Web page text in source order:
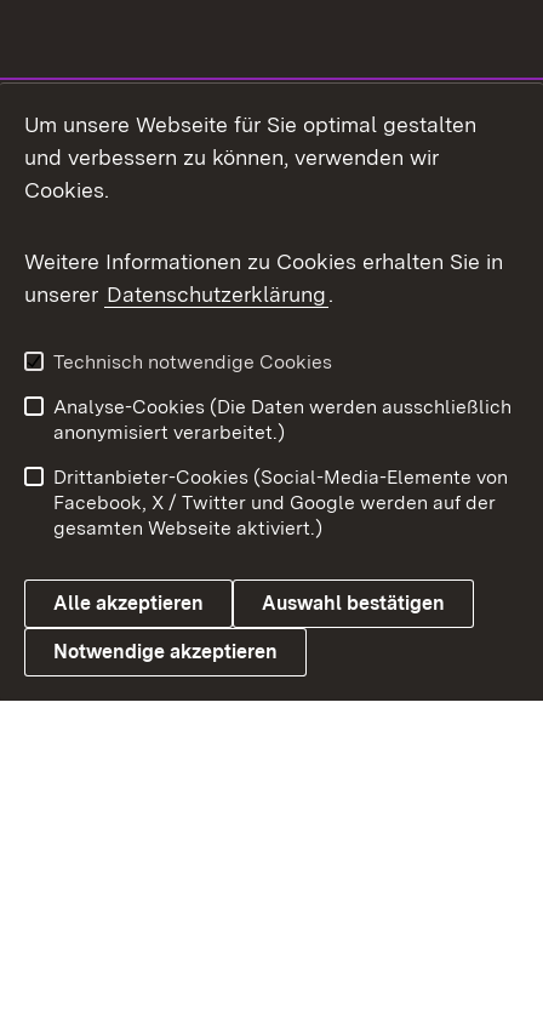
Facebook
X / Twitter
Youtube
Link zum Landesportal
Impressum
Kontakt
Barrierefreiheit
Datenschutz
Cookies
Um unsere Webseite für Sie optimal gestalten
und verbessern zu können, verwenden wir
Cookies.
Weitere Informationen zu Cookies erhalten Sie in
unserer Datenschutzerklärung.
Technisch notwendige Cookies
Analyse-Cookies (Die Daten werden ausschließlich
anonymisiert verarbeitet.)
Drittanbieter-Cookies (Social-Media-Elemente von
Facebook, X / Twitter und Google werden auf der
gesamten Webseite aktiviert.)
Alle akzeptieren Auswahl bestätigen
Notwendige akzeptieren